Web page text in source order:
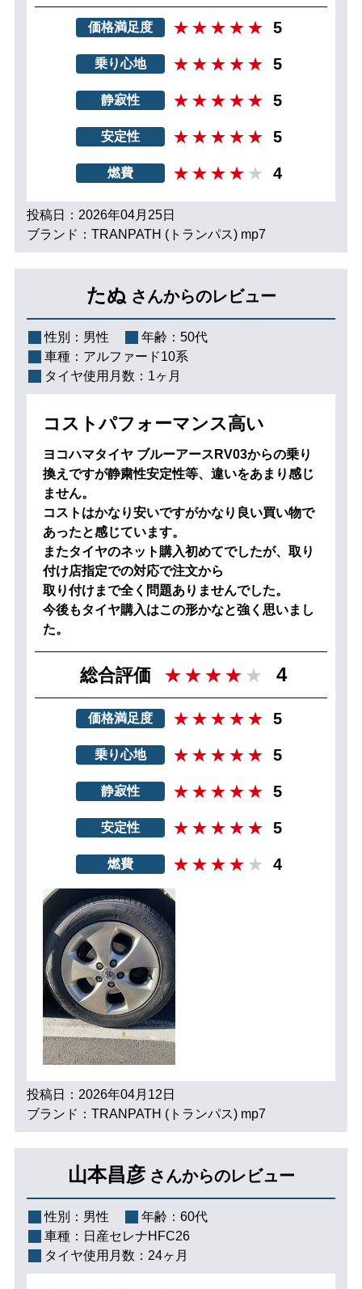
価格満足度 5
乗り心地 5
静寂性 5
安定性 5
燃費 4
投稿日：2026年04月25日
ブランド：TRANPATH (トランパス) mp7
たぬ さんからのレビュー
性別： 男性 年齢： 50代
車種： アルファード10系
タイヤ使用月数： 1ヶ月
コストパフォーマンス高い
ヨコハマタイヤ ブルーアースRV03からの乗り
換えですが静粛性安定性等、違いをあまり感じ
ません。
コストはかなり安いですがかなり良い買い物で
あったと感じています。
またタイヤのネット購入初めてでしたが、取り
付け店指定での対応で注文から
取り付けまで全く問題ありませんでした。
今後もタイヤ購入はこの形かなと強く思いまし
た。
総合評価 4
価格満足度 5
乗り心地 5
静寂性 5
安定性 5
燃費 4
投稿日：2026年04月12日
ブランド：TRANPATH (トランパス) mp7
山本昌彦 さんからのレビュー
性別： 男性 年齢： 60代
車種： 日産セレナHFC26
タイヤ使用月数： 24ヶ月